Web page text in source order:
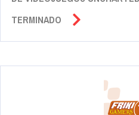
TERMINADO